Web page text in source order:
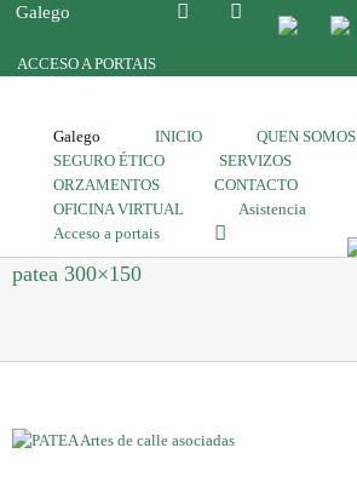
Galego
ACCESO A PORTAIS
Galego INICIO
QUEN SOMOS
SEGURO ÉTICO
SERVIZOS
ORZAMENTOS
CONTACTO
OFICINA VIRTUAL
Asistencia
Acceso a portais
patea 300×150